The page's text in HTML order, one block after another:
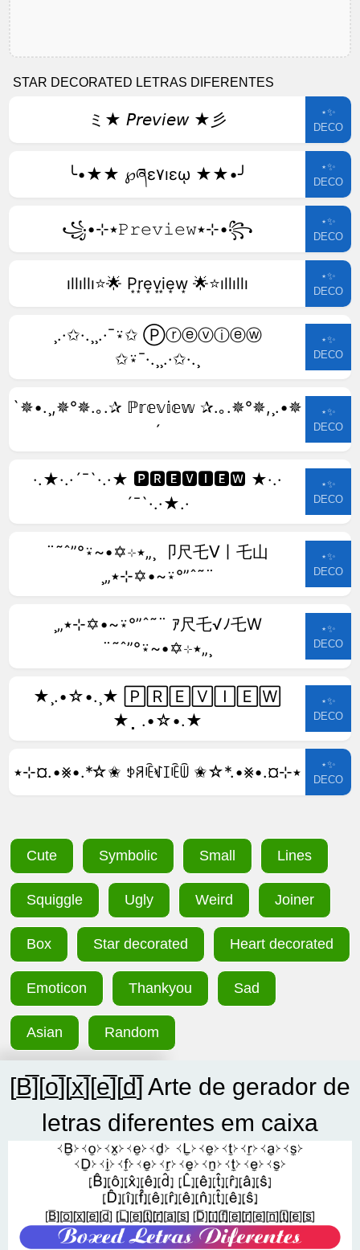
STAR DECORATED LETRAS DIFERENTES
ミ★ 𝘗𝘳𝘦𝘷𝘪𝘦𝘸 ★彡
⋆✨
DECO
╰•★★ ℘ཞɛ۷ıɛῳ ★★•╯
⋆✨
DECO
꧁•⊹٭𝙿𝚛𝚎𝚟𝚒𝚎𝚠٭⊹•꧂
⋆✨
DECO
ıllıllı⭐🌟 P͙r͙e͙v͙i͙e͙w͙ 🌟⭐ıllıllı
⋆✨
DECO
¸.·✩·.¸¸.·¯⍣✩ Ⓟⓡⓔⓥⓘⓔⓦ
✩⍣¯·.¸¸.·✩·.¸
⋆✨
DECO
`✵•.¸,✵°✵.｡.✰ ℙ𝕣𝕖𝕧𝕚𝕖𝕨 ✰.｡.✵°✵,¸.•✵
´
⋆✨
DECO
·.★·.·´¯`·.·★ 🅿🆁🅴🆅🅸🅴🆆 ★·.·
´¯`·.·★.·
⋆✨
DECO
¨˜ˆ”°⍣~•✡⊹٭„¸ 卩尺乇ᐯ丨乇山
¸„٭⊹✡•~⍣°”ˆ˜¨
⋆✨
DECO
¸„٭⊹✡•~⍣°”ˆ˜¨ ｱ尺乇√ﾉ乇W
¨˜ˆ”°⍣~•✡⊹٭„¸
⋆✨
DECO
★¸.•☆•.¸★ 🄿🅁🄴🅅🄸🄴🅆
★⡀.•☆•.★
⋆✨
DECO
٭⊹¤.•⨳•.*☆✬ ꉣꋪꍟꃴꀤꍟꅏ ✬☆*.•⨳•.¤⊹٭
⋆✨
DECO
Cute Symbolic Small Lines
Squiggle Ugly Weird Joiner
Box Star decorated Heart decorated
Emoticon Thankyou Sad
Asian Random
[B̲̅][o̲̅][x̲̅][e̲̅][d̲̅] Arte de gerador de
letras diferentes em caixa